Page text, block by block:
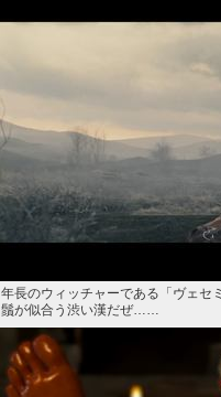
年長のウィッチャーである「ヴェセ
鬚が似合う渋い漢だぜ……